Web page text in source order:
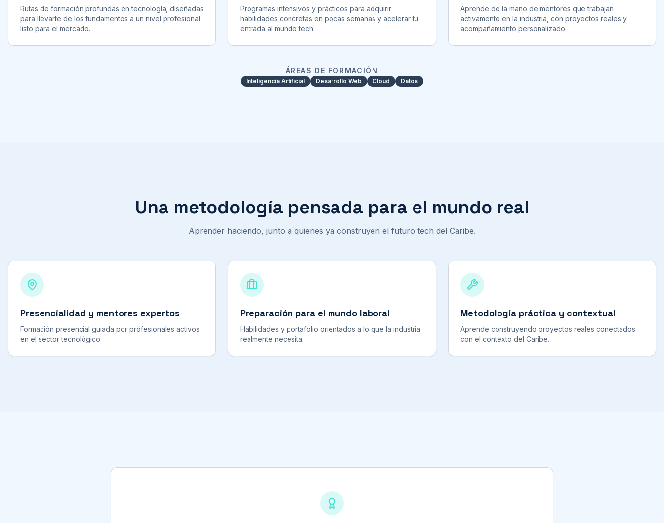
Rutas de formación profundas en tecnología, diseñadas
para llevarte de los fundamentos a un nivel profesional
listo para el mercado.
Programas intensivos y prácticos para adquirir
habilidades concretas en pocas semanas y acelerar tu
entrada al mundo tech.
Aprende de la mano de mentores que trabajan
activamente en la industria, con proyectos reales y
acompañamiento personalizado.
ÁREAS DE FORMACIÓN
Inteligencia Artificial Desarrollo Web Cloud Datos
Una metodología pensada para el mundo real
Aprender haciendo, junto a quienes ya construyen el futuro tech del Caribe.
Presencialidad y mentores expertos
Formación presencial guiada por profesionales activos
en el sector tecnológico.
Preparación para el mundo laboral
Habilidades y portafolio orientados a lo que la industria
realmente necesita.
Metodología práctica y contextual
Aprende construyendo proyectos reales conectados
con el contexto del Caribe.